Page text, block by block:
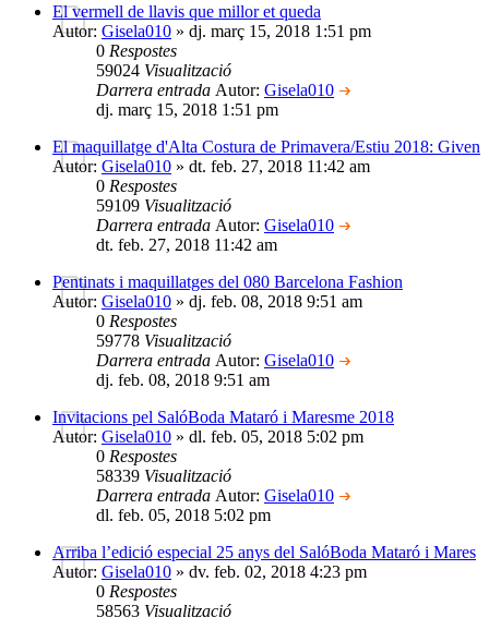
El vermell de llavis que millor et queda
Autor: Gisela010 » dj. març 15, 2018 1:51 pm
0 Respostes
59024 Visualització
Darrera entrada Autor: Gisela010
dj. març 15, 2018 1:51 pm
El maquillatge d'Alta Costura de Primavera/Estiu 2018: Given
Autor: Gisela010 » dt. feb. 27, 2018 11:42 am
0 Respostes
59109 Visualització
Darrera entrada Autor: Gisela010
dt. feb. 27, 2018 11:42 am
Pentinats i maquillatges del 080 Barcelona Fashion
Autor: Gisela010 » dj. feb. 08, 2018 9:51 am
0 Respostes
59778 Visualització
Darrera entrada Autor: Gisela010
dj. feb. 08, 2018 9:51 am
Invitacions pel SalóBoda Mataró i Maresme 2018
Autor: Gisela010 » dl. feb. 05, 2018 5:02 pm
0 Respostes
58339 Visualització
Darrera entrada Autor: Gisela010
dl. feb. 05, 2018 5:02 pm
Arriba l’edició especial 25 anys del SalóBoda Mataró i Mares
Autor: Gisela010 » dv. feb. 02, 2018 4:23 pm
0 Respostes
58563 Visualització